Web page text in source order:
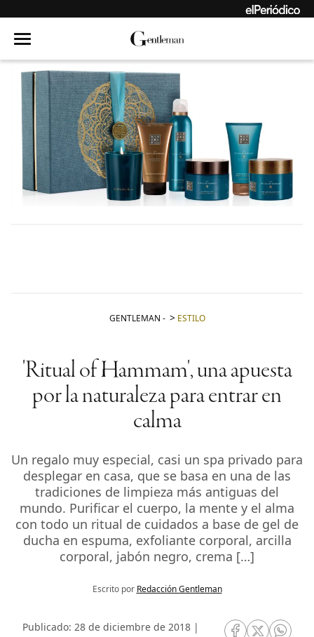
GENTLEMAN - ESTILO
'Ritual of Hammam', una apuesta
por la naturaleza para entrar en
calma
Un regalo muy especial, casi un spa privado para
desplegar en casa, que se basa en una de las
tradiciones de limpieza más antiguas del
mundo. Purificar el cuerpo, la mente y el alma
con todo un ritual de cuidados a base de gel de
ducha en espuma, exfoliante corporal, arcilla
corporal, jabón negro, crema […]
Escrito por Redacción Gentleman
Publicado: 28 de diciembre de 2018 |